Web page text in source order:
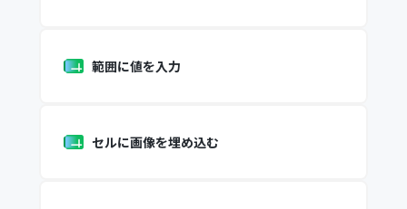
範囲に値を入力
セルに画像を埋め込む